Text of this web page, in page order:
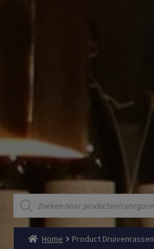
Producten
zoeken
Home Product Druivenrassen